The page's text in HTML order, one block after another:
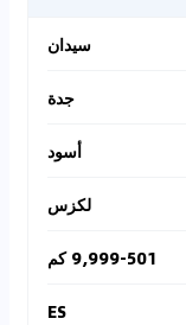
سيدان
جدة
أسود
لكزس
9,999-501 كم
ES